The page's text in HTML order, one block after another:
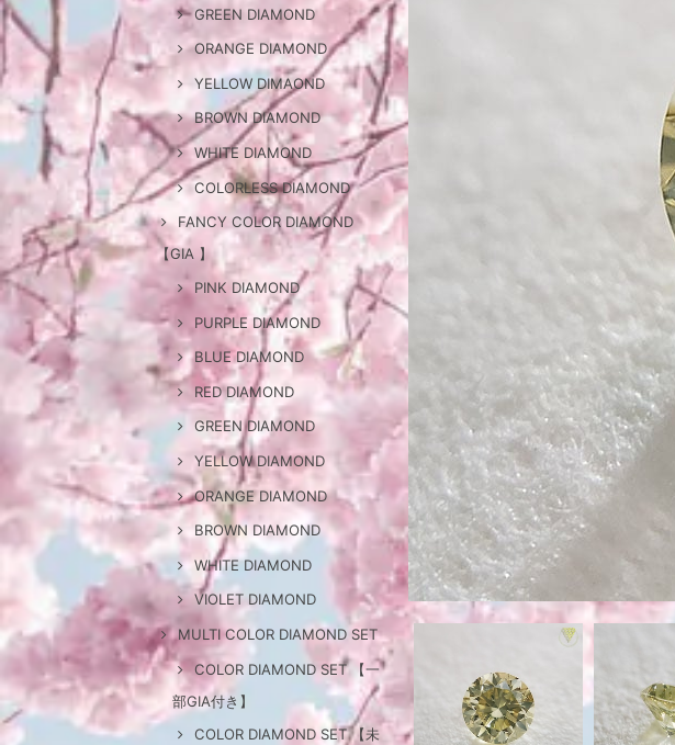
GREEN DIAMOND
ORANGE DIAMOND
YELLOW DIMAOND
BROWN DIAMOND
WHITE DIAMOND
COLORLESS DIAMOND
FANCY COLOR DIAMOND
【GIA 】
PINK DIAMOND
PURPLE DIAMOND
BLUE DIAMOND
RED DIAMOND
GREEN DIAMOND
YELLOW DIAMOND
ORANGE DIAMOND
BROWN DIAMOND
WHITE DIAMOND
VIOLET DIAMOND
MULTI COLOR DIAMOND SET
COLOR DIAMOND SET 【一
部GIA付き】
COLOR DIAMOND SET 【未